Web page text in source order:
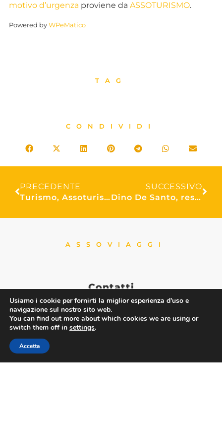
motivo d’urgenza proviene da ASSOTURISMO.
Powered by WPeMatico
TAG
CONDIVIDI
PRECEDENTE
Turismo, Assoturismo: settore riparte, 2023 verso 420 milioni di presenze. Ma mancanza lavoratori frena ripresa. “Bene piano turismo, ma serve dl lavoro ad hoc per gli stagionali”
SUCCESSIVO
Dino De Santo, responsabile turismo scolastico Assoviaggi intervistato su Guidaviaggi.it
ASSOVIAGGI
Contatti
Via Nazionale 60, Roma 00184
Usiamo i cookie per fornirti la miglior esperienza d'uso e
navigazione sul nostro sito web.
You can find out more about which cookies we are using or
switch them off in settings.
Accetta